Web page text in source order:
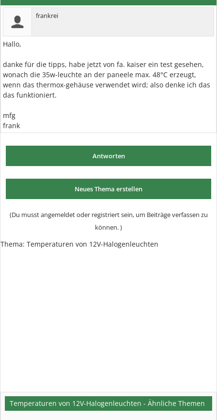
frankrei
Hallo,
danke für die tipps, habe jetzt von fa. kaiser ein test gesehen,
wonach die 35w-leuchte an der paneele max. 48°C erzeugt,
wenn das thermox-gehäuse verwendet wird; also denke ich das
das funktioniert.
mfg
frank
Antworten
Neues Thema erstellen
(Du musst angemeldet oder registriert sein, um Beiträge verfassen zu
können. )
Thema: Temperaturen von 12V-Halogenleuchten
Temperaturen von 12V-Halogenleuchten - Ähnliche Themen